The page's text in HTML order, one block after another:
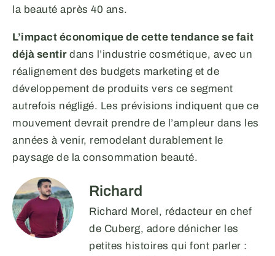
la beauté après 40 ans.
L’impact économique de cette tendance se fait
déjà sentirdans l’industrie cosmétique, avec un
réalignement des budgets marketing et de
développement de produits vers ce segment
autrefois négligé. Les prévisions indiquent que ce
mouvement devrait prendre de l’ampleur dans les
années à venir, remodelant durablement le
paysage de la consommation beauté.
Richard
Richard Morel, rédacteur en chef
de Cuberg, adore dénicher les
petites histoires qui font parler :